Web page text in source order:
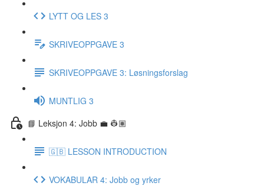
LYTT OG LES 3
SKRIVEOPPGAVE 3
SKRIVEOPPGAVE 3: Løsningsforslag
MUNTLIG 3
📘 Leksjon 4: Jobb 💼 👷🏽
🇬🇧 LESSON INTRODUCTION
VOKABULAR 4: Jobb og yrker